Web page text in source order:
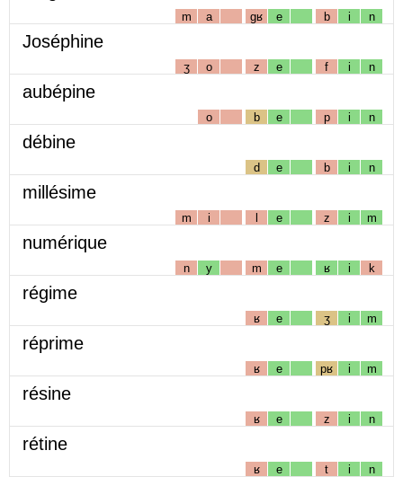
m a gʁ e b i n
Joséphine
ʒ o z e f i n
aubépine
o b e p i n
débine
d e b i n
millésime
m i l e z i m
numérique
n y m e ʁ i k
régime
ʁ e ʒ i m
réprime
ʁ e pʁ i m
résine
ʁ e z i n
rétine
ʁ e t i n